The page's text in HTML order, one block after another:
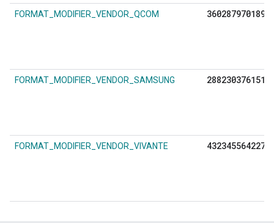
FORMAT_MODIFIER_VENDOR_QCOM
FORMAT_MODIFIER_VENDOR_SAMSUNG
FORMAT_MODIFIER_VENDOR_VIVANTE